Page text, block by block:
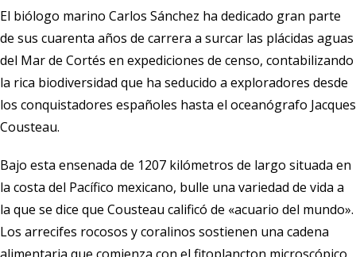
El biólogo marino Carlos Sánchez ha dedicado gran parte
de sus cuarenta años de carrera a surcar las plácidas aguas
del Mar de Cortés en expediciones de censo, contabilizando
la rica biodiversidad que ha seducido a exploradores desde
los conquistadores españoles hasta el oceanógrafo Jacques
Cousteau.
Bajo esta ensenada de 1207 kilómetros de largo situada en
la costa del Pacífico mexicano, bulle una variedad de vida a
la que se dice que Cousteau calificó de «acuario del mundo».
Los arrecifes rocosos y coralinos sostienen una cadena